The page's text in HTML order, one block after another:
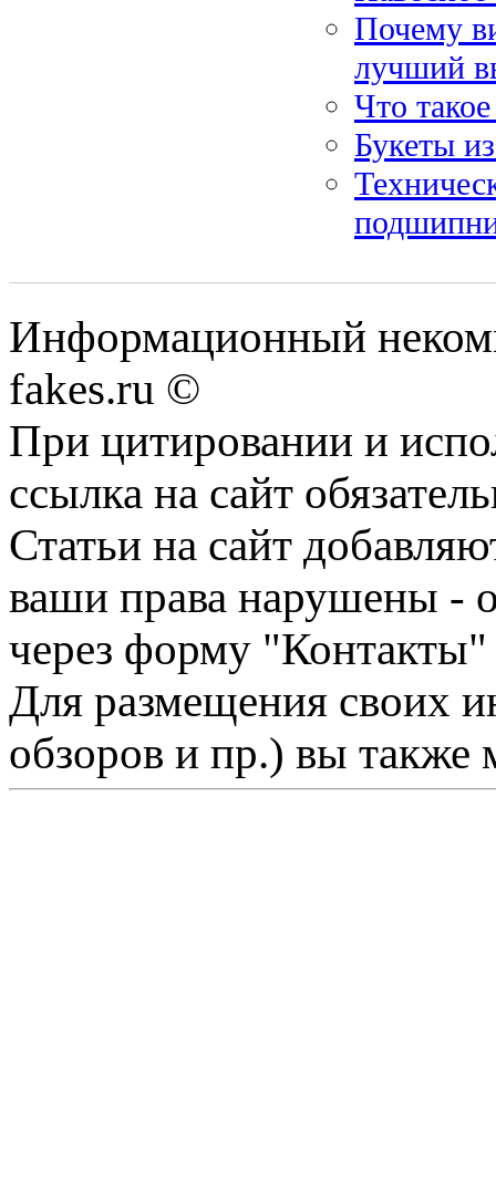
Почему
лучший
Что
Букеты
Информационный
fakes.ru ©
При цитировании и
ссылка на сайт
Статьи на сайт
ваши права нарушены -
через форму "Контакты"
Для размещения своих
обзоров и пр.) вы также